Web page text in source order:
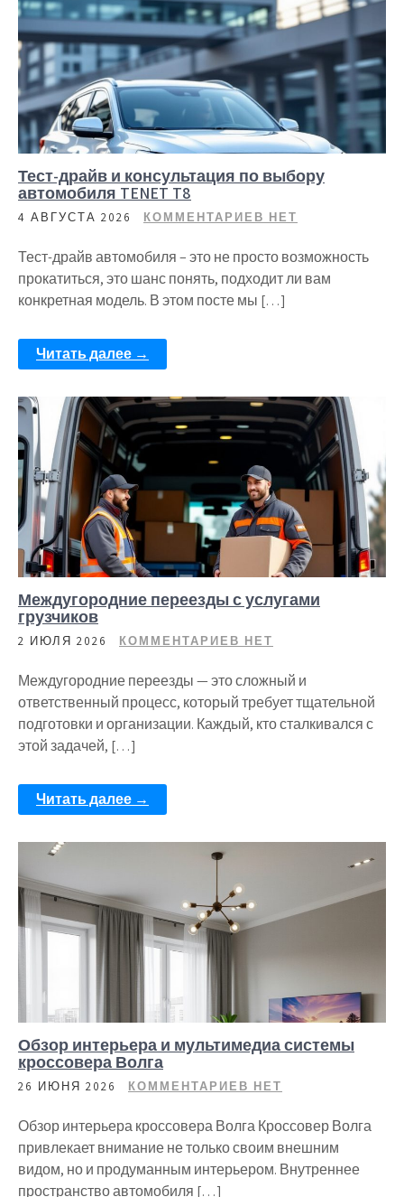
Тест-драйв и консультация по выбору
автомобиля TENET T8
4 АВГУСТА 2026 КОММЕНТАРИЕВ НЕТ
Тест-драйв автомобиля – это не просто возможность
прокатиться, это шанс понять, подходит ли вам
конкретная модель. В этом посте мы […]
Читать далее →
Междугородние переезды с услугами
грузчиков
2 ИЮЛЯ 2026 КОММЕНТАРИЕВ НЕТ
Междугородние переезды — это сложный и
ответственный процесс, который требует тщательной
подготовки и организации. Каждый, кто сталкивался с
этой задачей, […]
Читать далее →
Обзор интерьера и мультимедиа системы
кроссовера Волга
26 ИЮНЯ 2026 КОММЕНТАРИЕВ НЕТ
Обзор интерьера кроссовера Волга Кроссовер Волга
привлекает внимание не только своим внешним
видом, но и продуманным интерьером. Внутреннее
пространство автомобиля […]